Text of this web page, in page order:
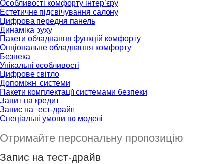
Особливості комфорту інтер’єру
Естетичне підсвічування салону
Цифрова передня панель
Динаміка руху
Пакети обладнання функцій комфорту
Опціональне обладнання комфорту
Безпека
Унікальні особливості
Цифрове світло
Допоміжні системи
Пакети комплектації системами безпеки
Запит на кредит
Запис на тест-драйв
Спеціальні умови по моделі
Отримайте персональну пропозицію
Запис на тест-драйв